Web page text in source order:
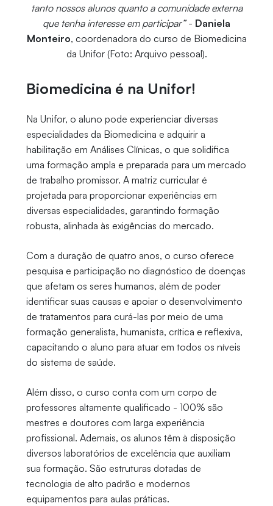
tanto nossos alunos quanto a comunidade externa
que tenha interesse em participar”- Daniela
Monteiro, coordenadora do curso de Biomedicina
da Unifor (Foto: Arquivo pessoal).
Biomedicina é na Unifor!
Na Unifor, o aluno pode experienciar diversas
especialidades da Biomedicina e adquirir a
habilitação em Análises Clínicas, o que solidifica
uma formação ampla e preparada para um mercado
de trabalho promissor. A matriz curricular é
projetada para proporcionar experiências em
diversas especialidades, garantindo formação
robusta, alinhada às exigências do mercado.
Com a duração de quatro anos, o curso oferece
pesquisa e participação no diagnóstico de doenças
que afetam os seres humanos, além de poder
identificar suas causas e apoiar o desenvolvimento
de tratamentos para curá-las por meio de uma
formação generalista, humanista, crítica e reflexiva,
capacitando o aluno para atuar em todos os níveis
do sistema de saúde.
Além disso, o curso conta com um corpo de
professores altamente qualificado - 100% são
mestres e doutores com larga experiência
profissional. Ademais, os alunos têm à disposição
diversos laboratórios de excelência que auxiliam
sua formação. São estruturas dotadas de
tecnologia de alto padrão e modernos
equipamentos para aulas práticas.